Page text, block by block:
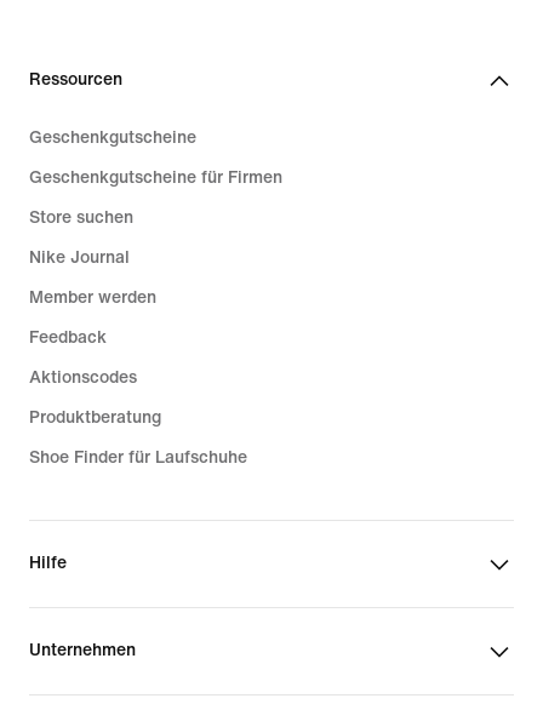
Ressourcen
Geschenkgutscheine
Geschenkgutscheine für Firmen
Store suchen
Nike Journal
Member werden
Feedback
Aktionscodes
Produktberatung
Shoe Finder für Laufschuhe
Hilfe
Unternehmen